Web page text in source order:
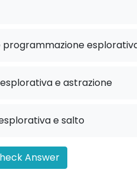
programmazione
e astrazione
e salto
Answer